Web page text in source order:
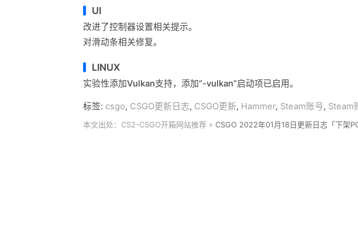
UI
改进了控制器设置相关提示。
对滑动条相关修复。
LINUX
实验性添加Vulkan支持，添加“-vulkan”启动项已启用。
标签: csgo, CSGO更新日志, CSGO更新, Hammer, Steam账号, Steam
本文出处：CS2-CSGO开箱网站推荐 » CSGO 2022年01月18日更新日志「下架